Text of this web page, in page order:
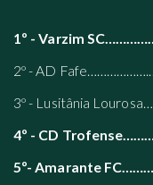
1º - Varzim
2º - AD
3º - Lusitânia
4º - CD
5º- Amarante